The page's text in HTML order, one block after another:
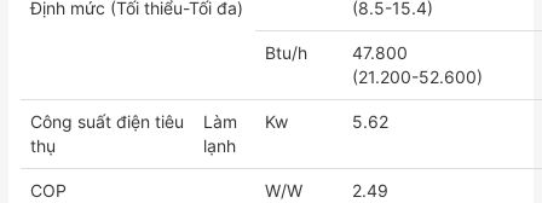
Định mức (Tối thiểu-Tối đa)
(8.5-15.4)
Btu/h
47.800
(21.200-52.600)
Công suất điện tiêu
thụ
Làm
lạnh
Kw 5.62
COP W/W 2.49